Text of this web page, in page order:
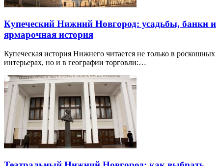
Купеческий Нижний Новгород: усадьбы, банки и
ярмарочная история
Купеческая история Нижнего читается не только в роскошных
интерьерах, но и в географии торговли:…